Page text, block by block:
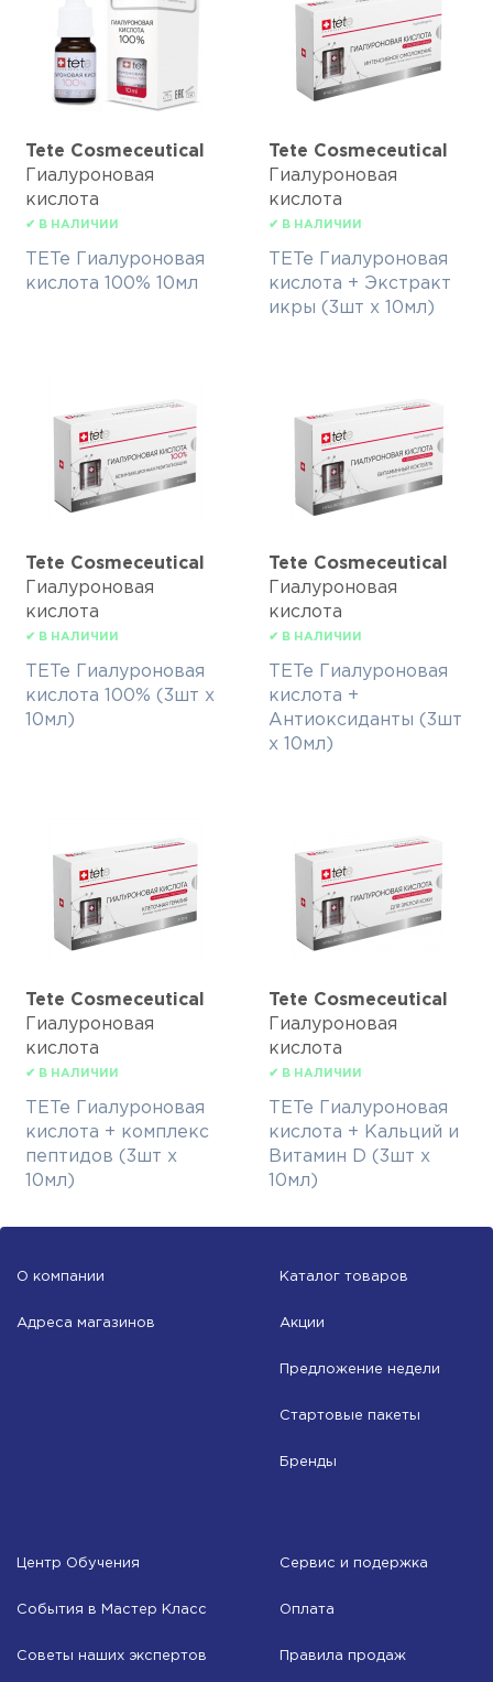
Tete Cosmeceutical
Гиалуроновая
кислота
✔ В НАЛИЧИИ
TETe Гиалуроновая
кислота 100% 10мл
Tete Cosmeceutical
Гиалуроновая
кислота
✔ В НАЛИЧИИ
TETe Гиалуроновая
кислота + Экстракт
икры (3шт х 10мл)
Tete Cosmeceutical
Гиалуроновая
кислота
✔ В НАЛИЧИИ
TETe Гиалуроновая
кислота 100% (3шт х
10мл)
Tete Cosmeceutical
Гиалуроновая
кислота
✔ В НАЛИЧИИ
TETe Гиалуроновая
кислота +
Антиоксиданты (3шт
х 10мл)
Tete Cosmeceutical
Гиалуроновая
кислота
✔ В НАЛИЧИИ
TETe Гиалуроновая
кислота + комплекс
пептидов (3шт х
10мл)
Tete Cosmeceutical
Гиалуроновая
кислота
✔ В НАЛИЧИИ
TETe Гиалуроновая
кислота + Кальций и
Витамин D (3шт х
10мл)
О компании
Адреса магазинов
Каталог товаров
Акции
Предложение недели
Стартовые пакеты
Бренды
Центр Обучения
События в Мастер Класс
Советы наших экспертов
Сервис и подержка
Оплата
Правила продаж